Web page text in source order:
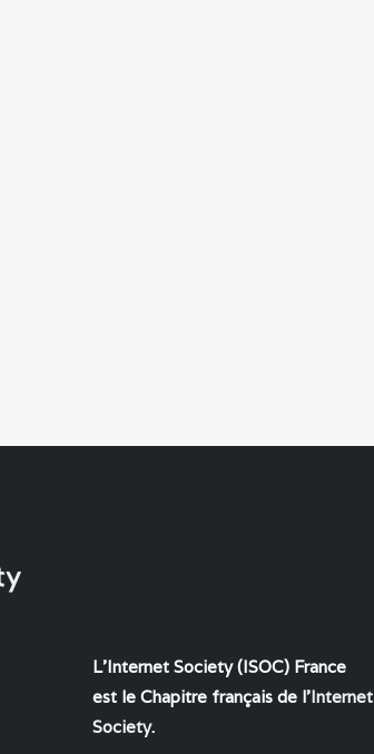
L'Internet Society (ISOC) France
est le Chapitre français de l'Internet
Society.